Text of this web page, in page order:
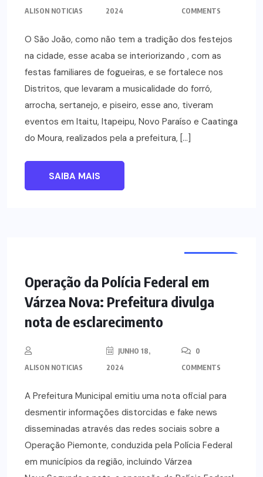
ALISON NOTICIAS
2024
COMMENTS
O São João, como não tem a tradição dos festejos
na cidade, esse acaba se interiorizando , com as
festas familiares de fogueiras, e se fortalece nos
Distritos, que levaram a musicalidade do forró,
arrocha, sertanejo, e piseiro, esse ano, tiveram
eventos em Itaitu, Itapeipu, Novo Paraíso e Caatinga
do Moura, realizados pela a prefeitura, […]
SAIBA MAIS
Operação da Polícia Federal em
Várzea Nova: Prefeitura divulga
nota de esclarecimento
ALISON NOTICIAS
JUNHO 18,
2024
0
COMMENTS
A Prefeitura Municipal emitiu uma nota oficial para
desmentir informações distorcidas e fake news
disseminadas através das redes sociais sobre a
Operação Piemonte, conduzida pela Polícia Federal
em municípios da região, incluindo Várzea